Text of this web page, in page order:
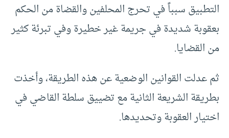
التطبيق سبباً في تحرج المحلفين والقضاة من الحكم
بعقوبة شديدة في جريمة غير خطيرة وفي تبرئة كثير
من القضايا.
ثم عدلت القوانين الوضعية عن هذه الطريقة، وأخذت
بطريقة الشريعة الثانية مع تضييق سلطة القاضي في
اختيار العقوبة وتحديدها.